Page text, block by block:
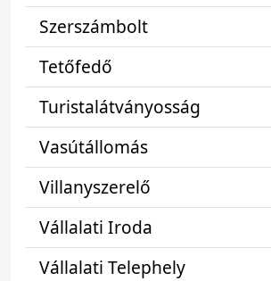
Szerszámbolt
Tetőfedő
Turistalátványosság
Vasútállomás
Villanyszerelő
Vállalati Iroda
Vállalati Telephely